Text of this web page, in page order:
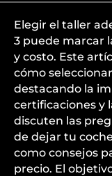
Elegir el taller
3 puede marcar
y costo. Este
cómo
destacando la
certificaciones y
discuten las
de dejar tu
como consejos
precio. El